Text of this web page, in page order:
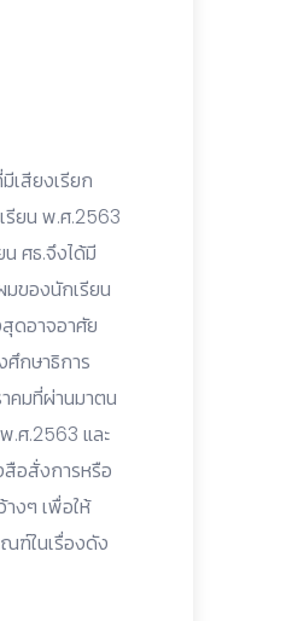
เสียงเรียก
รียน พ.ศ.2563
ศธ.จึงได้มี
ของนักเรียน
ดอาจอาศัย
ศึกษาธิการ
คมที่ผ่านมาตน
.ศ.2563 และ
สือสั่งการหรือ
งๆ เพื่อให้
ฑ์ในเรื่องดัง